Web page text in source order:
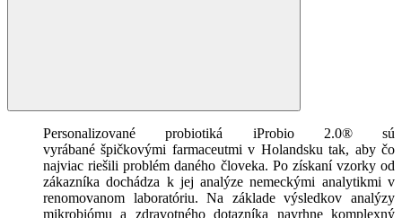
Personalizované probiotiká iProbio 2.0® sú
vyrábané špičkovými farmaceutmi v Holandsku tak, aby čo
najviac riešili problém daného človeka. Po získaní vzorky od
zákazníka dochádza k jej analýze nemeckými analytikmi v
renomovanom laboratóriu. Na základe výsledkov analýzy
mikrobiómu a zdravotného dotazníka navrhne komplexný